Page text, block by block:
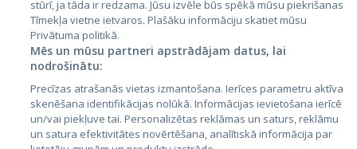
City24.lv
City24.ee
GetaPro.lv
GetaPro.ee
CVbankas.lt
Kainos.lt
Paslaugos.lt
auto24.ee
stūrī, ja tāda ir redzama. Jūsu izvēle būs spēkā mūsu piekrišanas
Tīmekļa vietne ietvaros. Plašāku informāciju skatiet mūsu
Privātuma politikā.
Mēs un mūsu partneri apstrādājam datus, lai
nodrošinātu:
Precīzas atrašanās vietas izmantošana. Ierīces parametru aktīva
skenēšana identifikācijas nolūkā. Informācijas ievietošana ierīcē
un/vai piekļuve tai. Personalizētas reklāmas un saturs, reklāmu
un satura efektivitātes novērtēšana, analītiskā informācija par